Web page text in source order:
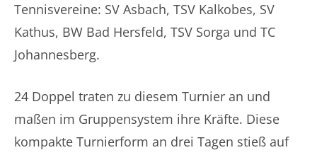
Tennisvereine: SV Asbach, TSV Kalkobes, SV
Kathus, BW Bad Hersfeld, TSV Sorga und TC
Johannesberg.
24 Doppel traten zu diesem Turnier an und
maßen im Gruppensystem ihre Kräfte. Diese
kompakte Turnierform an drei Tagen stieß auf